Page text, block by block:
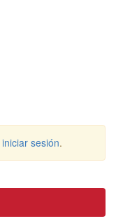
iniciar sesión.